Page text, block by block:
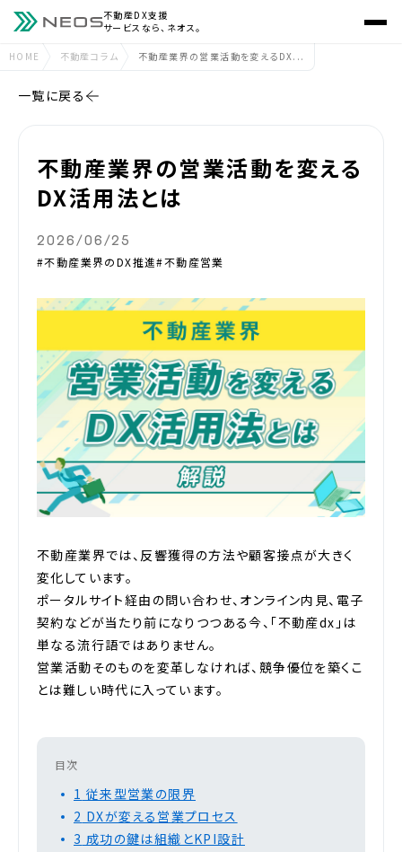
不動産DX支援
サービスなら、ネオス。
HOME 不動産コラム 不動産業界の営業活動を変えるDX...
一覧に戻る
不動産業界の営業活動を変える
DX活用法とは
2026/06/25
#不動産業界のDX推進#不動産営業
不動産業界では、反響獲得の方法や顧客接点が大きく
変化しています。
ポータルサイト経由の問い合わせ、オンライン内見、電子
契約などが当たり前になりつつある今、「不動産dx」は
単なる流行語ではありません。
営業活動そのものを変革しなければ、競争優位を築くこ
とは難しい時代に入っています。
目次
1 従来型営業の限界
2 DXが変える営業プロセス
3 成功の鍵は組織とKPI設計